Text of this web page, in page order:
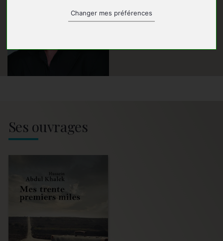
Changer mes préférences
Ses ouvrages